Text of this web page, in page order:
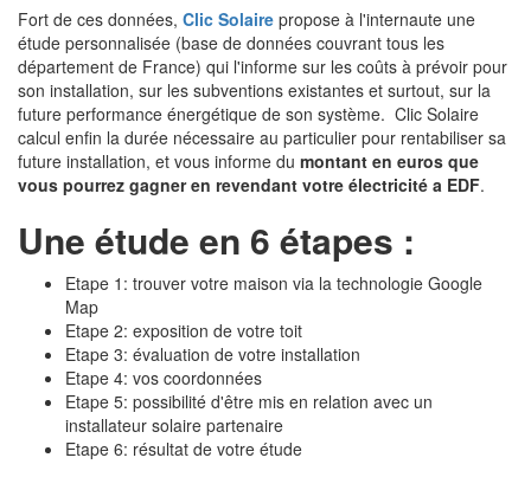
Fort de ces données, Clic Solaire propose à l'internaute une
étude personnalisée (base de données couvrant tous les
département de France) qui l'informe sur les coûts à prévoir pour
son installation, sur les subventions existantes et surtout, sur la
future performance énergétique de son système. Clic Solaire
calcul enfin la durée nécessaire au particulier pour rentabiliser sa
future installation, et vous informe du montant en euros que
vous pourrez gagner en revendant votre électricité a EDF.
Une étude en 6 étapes :
Etape 1: trouver votre maison via la technologie Google
Map
Etape 2: exposition de votre toit
Etape 3: évaluation de votre installation
Etape 4: vos coordonnées
Etape 5: possibilité d'être mis en relation avec un
installateur solaire partenaire
Etape 6: résultat de votre étude